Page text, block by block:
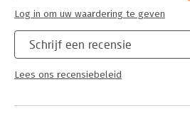
Schrijf een recensie
Lees ons recensiebeleid
Log in om uw waardering te geven